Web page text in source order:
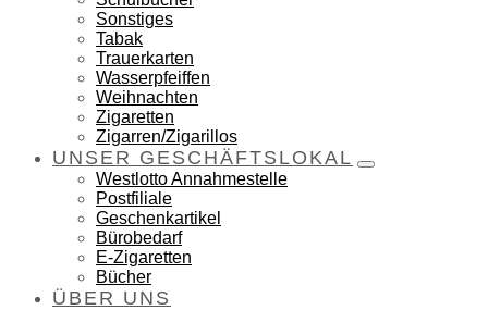
Sonstiges
Tabak
Trauerkarten
Wasserpfeiffen
Weihnachten
Zigaretten
Zigarren/Zigarillos
UNSER GESCHÄFTSLOKAL
Westlotto Annahmestelle
Postfiliale
Geschenkartikel
Bürobedarf
E-Zigaretten
Bücher
ÜBER UNS